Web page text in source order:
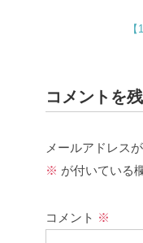
コメントを
メールアドレス
※ が付いている
コメント ※